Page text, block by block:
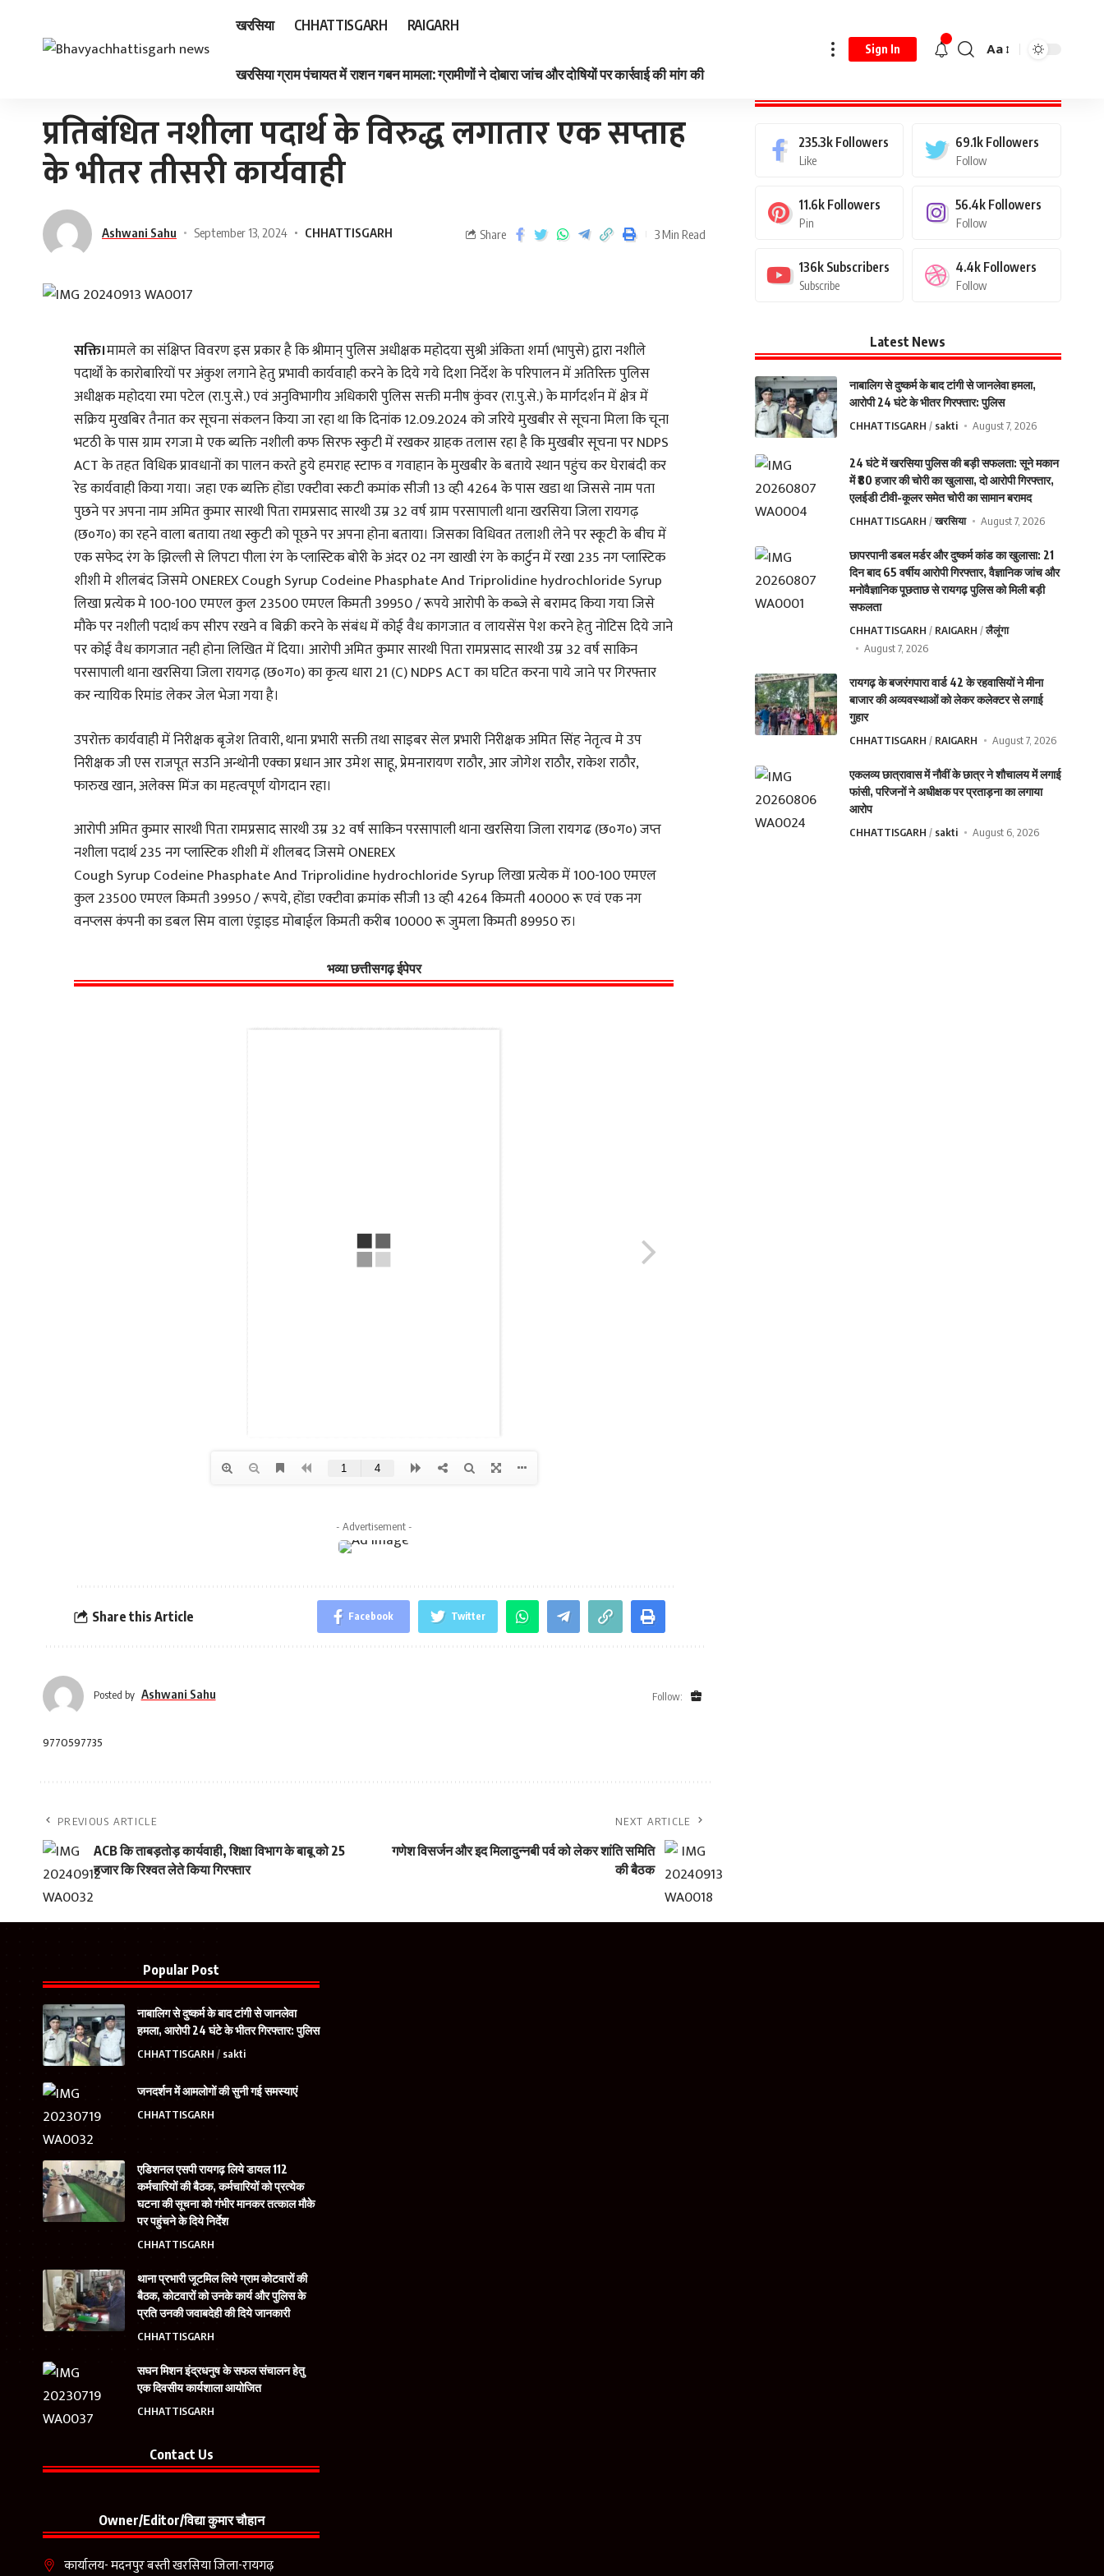
खरसिया CHHATTISGARH RAIGARH
खरसिया ग्राम पंचायत में राशन गबन मामला: ग्रामीणों ने दोबारा जांच और दोषियों पर कार्रवाई की मांग की
Sign In Aa
प्रतिबंधित नशीला पदार्थ के विरुद्ध लगातार एक सप्ताह
के भीतर तीसरी कार्यवाही
Ashwani Sahu September 13, 2024 CHHATTISGARH Share 3 Min Read
सक्ति।मामले का संक्षिप्त विवरण इस प्रकार है कि श्रीमान् पुलिस अधीक्षक महोदया सुश्री अंकिता शर्मा (भापुसे) द्वारा नशीले
पदार्थों के कारोबारियों पर अंकुश लगाने हेतु प्रभावी कार्यवाही करने के दिये गये दिशा निर्देश के परिपालन में अतिरिक्त पुलिस
अधीक्षक महोदया रमा पटेल (रा.पु.से.) एवं अनुविभागीय अधिकारी पुलिस सक्ती मनीष कुंवर (रा.पु.से.) के मार्गदर्शन में क्षेत्र में
सक्रिय मुखबिर तैनात कर सूचना संकलन किया जा रहा था कि दिनांक 12.09.2024 को जरिये मुखबीर से सूचना मिला कि चूना
भटठी के पास ग्राम रगजा मे एक ब्यक्ति नशीली कफ सिरफ स्कुटी में रखकर ग्राहक तलास रहा है कि मुखबीर सूचना पर NDPS
ACT के तहत विधिक प्रावधानों का पालन करते हुये हमराह स्टाफ व गवाहान के मुखबीर के बताये स्थान पहुंच कर घेराबंदी कर
रेड कार्यवाही किया गया। जहा एक ब्यक्ति होंडा एक्टीवा स्कटी कमांक सीजी 13 व्ही 4264 के पास खडा था जिससे नाम पता
पुछने पर अपना नाम अमित कुमार सारथी पिता रामप्रसाद सारथी उम्र 32 वर्ष ग्राम परसापाली थाना खरसिया जिला रायगढ़
(छ०ग०) का रहने वाला बताया तथा स्कुटी को पूछने पर अपना होना बताया। जिसका विधिवत तलाशी लेने पर स्कूटी के बीच में
एक सफेद रंग के झिल्ली से लिपटा पीला रंग के प्लास्टिक बोरी के अंदर 02 नग खाखी रंग के कार्टुन में रखा 235 नग प्लास्टिक
शीशी मे शीलबंद जिसमे ONEREX Cough Syrup Codeine Phasphate And Triprolidine hydrochloride Syrup
लिखा प्रत्येक मे 100-100 एमएल कुल 23500 एमएल किमती 39950 / रूपये आरोपी के कब्जे से बरामद किया गया जिसे
मौके पर नशीली पदार्थ कप सीरप रखने व बिक्री करने के संबंध में कोई वैध कागजात व लायसेंस पेश करने हेतु नोटिस दिये जाने
पर कोई वैध कागजात नही होना लिखित में दिया। आरोपी अमित कुमार सारथी पिता रामप्रसाद सारथी उम्र 32 वर्ष साकिन
परसापाली थाना खरसिया जिला रायगढ़ (छ०ग०) का कृत्य धारा 21 (C) NDPS ACT का घटित करना पाये जाने पर गिरफ्तार
कर न्यायिक रिमांड लेकर जेल भेजा गया है।
उपरोक्त कार्यवाही में निरीक्षक बृजेश तिवारी, थाना प्रभारी सक्ती तथा साइबर सेल प्रभारी निरीक्षक अमित सिंह नेतृत्व मे उप
निरीक्षक जी एस राजपूत सउनि अन्थोनी एक्का प्रधान आर उमेश साहू, प्रेमनारायण राठौर, आर जोगेश राठौर, राकेश राठौर,
फारुख खान, अलेक्स मिंज का महत्वपूर्ण योगदान रहा।
आरोपी अमित कुमार सारथी पिता रामप्रसाद सारथी उम्र 32 वर्ष साकिन परसापाली थाना खरसिया जिला रायगढ (छ०ग०) जप्त
नशीला पदार्थ 235 नग प्लास्टिक शीशी में शीलबद जिसमे ONEREX
Cough Syrup Codeine Phasphate And Triprolidine hydrochloride Syrup लिखा प्रत्येक में 100-100 एमएल
कुल 23500 एमएल किमती 39950 / रूपये, होंडा एक्टीवा क्रमांक सीजी 13 व्ही 4264 किमती 40000 रू एवं एक नग
वनप्लस कंपनी का डबल सिम वाला एंड्राइड मोबाईल किमती करीब 10000 रू जुमला किमती 89950 रु।
भव्या छत्तीसगढ़ ईपेपर
- Advertisement -
Share this Article Facebook Twitter
Posted by Ashwani Sahu Follow:
9770597735
PREVIOUS ARTICLE
ACB कि ताबड़तोड़ कार्यवाही, शिक्षा विभाग के बाबू को 25
हजार कि रिश्वत लेते किया गिरफ्तार
NEXT ARTICLE
गणेश विसर्जन और इद मिलादुन्नबी पर्व को लेकर शांति समिति
की बैठक
235.3k Followers
Like
69.1k Followers
Follow
11.6k Followers
Pin
56.4k Followers
Follow
136k Subscribers
Subscribe
4.4k Followers
Follow
Latest News
नाबालिग से दुष्कर्म के बाद टांगी से जानलेवा हमला,
आरोपी 24 घंटे के भीतर गिरफ्तार: पुलिस
CHHATTISGARH sakti August 7, 2026
24 घंटे में खरसिया पुलिस की बड़ी सफलता: सूने मकान
में ₹80 हजार की चोरी का खुलासा, दो आरोपी गिरफ्तार,
एलईडी टीवी-कूलर समेत चोरी का सामान बरामद
CHHATTISGARH खरसिया August 7, 2026
छापरपानी डबल मर्डर और दुष्कर्म कांड का खुलासा: 21
दिन बाद 65 वर्षीय आरोपी गिरफ्तार, वैज्ञानिक जांच और
मनोवैज्ञानिक पूछताछ से रायगढ़ पुलिस को मिली बड़ी
सफलता
CHHATTISGARH RAIGARH
लैलूंगा
August 7, 2026
रायगढ़ के बजरंगपारा वार्ड 42 के रहवासियों ने मीना
बाजार की अव्यवस्थाओं को लेकर कलेक्टर से लगाई
गुहार
CHHATTISGARH RAIGARH August 7, 2026
एकलव्य छात्रावास में नौवीं के छात्र ने शौचालय में लगाई
फांसी, परिजनों ने अधीक्षक पर प्रताड़ना का लगाया
आरोप
CHHATTISGARH sakti August 6, 2026
Popular Post
नाबालिग से दुष्कर्म के बाद टांगी से जानलेवा
हमला, आरोपी 24 घंटे के भीतर गिरफ्तार: पुलिस
CHHATTISGARH sakti
जनदर्शन में आमलोगों की सुनी गई समस्याएं
CHHATTISGARH
एडिशनल एसपी रायगढ़ लिये डायल 112
कर्मचारियों की बैठक, कर्मचारियों को प्रत्येक
घटना की सूचना को गंभीर मानकर तत्काल मौके
पर पहुंचने के दिये निर्देश
CHHATTISGARH
थाना प्रभारी जूटमिल लिये ग्राम कोटवारों की
बैठक, कोटवारों को उनके कार्य और पुलिस के
प्रति उनकी जवाबदेही की दिये जानकारी
CHHATTISGARH
सघन मिशन इंद्रधनुष के सफल संचालन हेतु
एक दिवसीय कार्यशाला आयोजित
CHHATTISGARH
Contact Us
Owner/Editor/विद्या कुमार चौहान
कार्यालय- मदनपुर बस्ती खरसिया जिला-रायगढ़